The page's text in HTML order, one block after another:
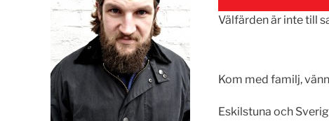
Välfärden är inte till
Kom med familj,
Eskilstuna och